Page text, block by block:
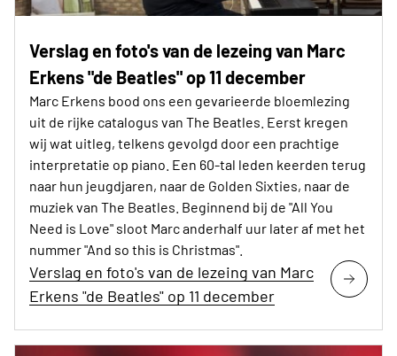
Verslag en foto's van de lezeing van Marc
Erkens "de Beatles" op 11 december
Marc Erkens bood ons een gevarieerde bloemlezing
uit de rijke catalogus van The Beatles. Eerst kregen
wij wat uitleg, telkens gevolgd door een prachtige
interpretatie op piano. Een 60-tal leden keerden terug
naar hun jeugdjaren, naar de Golden Sixties, naar de
muziek van The Beatles. Beginnend bij de "All You
Need is Love" sloot Marc anderhalf uur later af met het
nummer "And so this is Christmas".
Verslag en foto's van de lezeing van Marc
Erkens "de Beatles" op 11 december